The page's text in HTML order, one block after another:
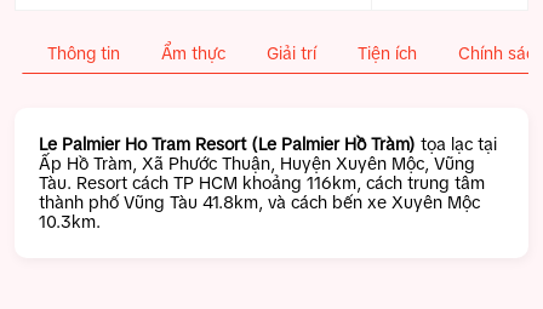
Thông tin Ẩm thực Giải trí Tiện ích Chính sách
Le Palmier Ho Tram Resort (Le Palmier Hồ Tràm) tọa lạc tại
Ấp Hồ Tràm, Xã Phước Thuận, Huyện Xuyên Mộc, Vũng
Tàu. Resort cách TP HCM khoảng 116km, cách trung tâm
thành phố Vũng Tàu 41.8km, và cách bến xe Xuyên Mộc
10.3km.